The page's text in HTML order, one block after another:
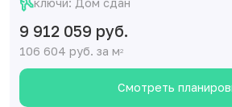
9 912 059 руб.
106 604 руб. за м2
Смотреть